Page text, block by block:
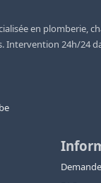
en plomberie,
Intervention 24h/24